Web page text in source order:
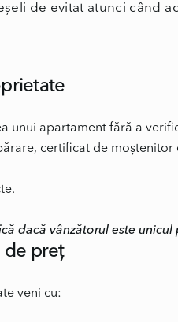
de evitat atunci când
unui apartament fără a
certificat de moștenitor
dacă vânzătorul este
de preț
veni cu: